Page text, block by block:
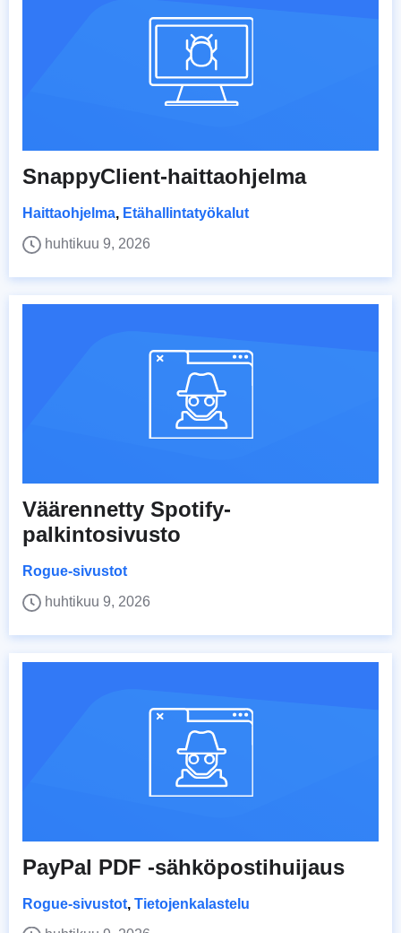
SnappyClient-haittaohjelma
Haittaohjelma, Etähallintatyökalut
huhtikuu 9, 2026
Väärennetty Spotify-
palkintosivusto
Rogue-sivustot
huhtikuu 9, 2026
PayPal PDF -sähköpostihuijaus
Rogue-sivustot, Tietojenkalastelu